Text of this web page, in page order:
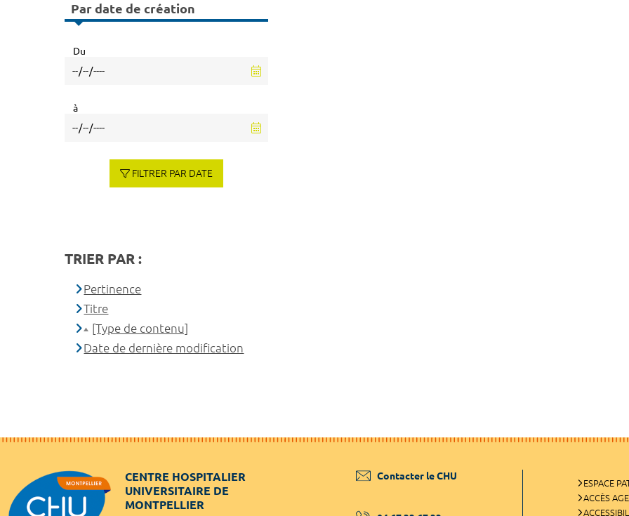
Par date de création
Du
à
FILTRER PAR DATE
TRIER PAR :
Pertinence
Titre
[Type de contenu]
Date de dernière modification
CENTRE HOSPITALIER
UNIVERSITAIRE DE
MONTPELLIER
Contacter le CHU
ESPACE
ACCÈS